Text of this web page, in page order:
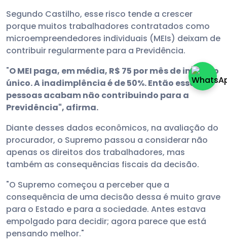
Segundo Castilho, esse risco tende a crescer
porque muitos trabalhadores contratados como
microempreendedores individuais (MEIs) deixam de
contribuir regularmente para a Previdência.
"O MEI paga, em média, R$ 75 por mês de imposto
único. A inadimplência é de 50%. Então essas
pessoas acabam não contribuindo para a
Previdência", afirma.
Diante desses dados econômicos, na avaliação do
procurador, o Supremo passou a considerar não
apenas os direitos dos trabalhadores, mas
também as consequências fiscais da decisão.
"O Supremo começou a perceber que a
consequência de uma decisão dessa é muito grave
para o Estado e para a sociedade. Antes estava
empolgado para decidir; agora parece que está
pensando melhor."